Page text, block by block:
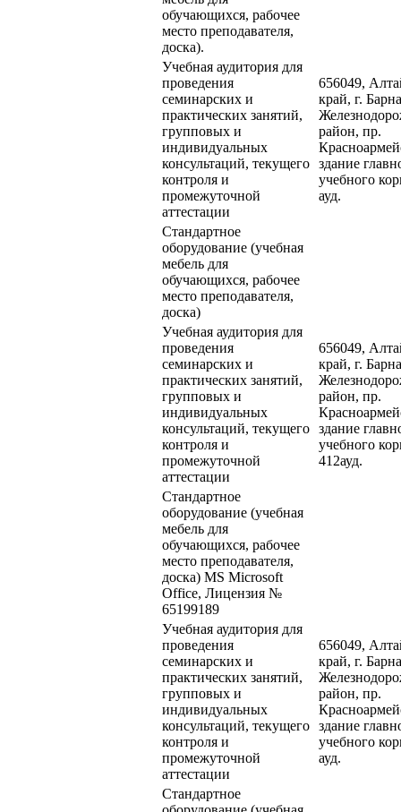
обучающихся, рабочее
место преподавателя,
доска).
Учебная аудитория для
проведения
семинарских и
практических занятий,
групповых и
индивидуальных
консультаций, текущего
контроля и
промежуточной
аттестации
656049,
край, г.
район, пр.
здание
учебного
ауд.
Стандартное
оборудование (учебная
мебель для
обучающихся, рабочее
место преподавателя,
доска)
Учебная аудитория для
проведения
семинарских и
практических занятий,
групповых и
индивидуальных
консультаций, текущего
контроля и
промежуточной
аттестации
656049,
край, г.
район, пр.
здание
учебного
412ауд.
Стандартное
оборудование (учебная
мебель для
обучающихся, рабочее
место преподавателя,
доска) MS Microsoft
Office, Лицензия №
65199189
Учебная аудитория для
проведения
семинарских и
практических занятий,
групповых и
индивидуальных
консультаций, текущего
контроля и
промежуточной
аттестации
656049,
край, г.
район, пр.
здание
учебного
ауд.
Стандартное